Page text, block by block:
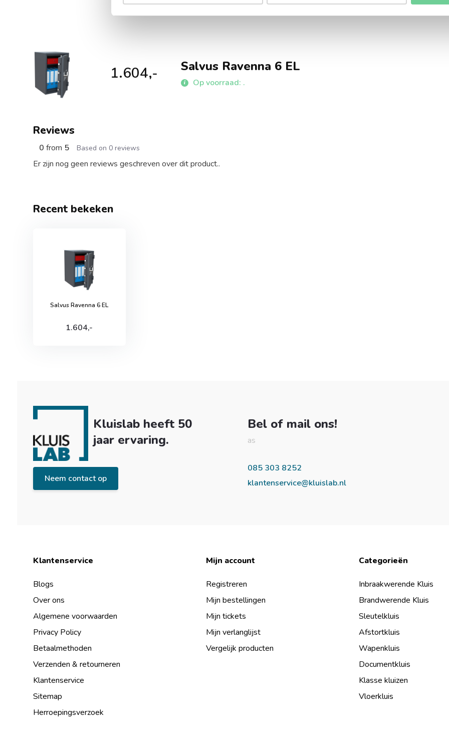
1.604,- Salvus Ravenna 6 EL
Op voorraad: .
Reviews
0 from 5 Based on 0 reviews
Er zijn nog geen reviews geschreven over dit product..
Recent bekeken
Salvus Ravenna 6 EL
1.604,-
Kluislab heeft 50
jaar ervaring.
Neem contact op
Bel of mail ons!
as
085 303 8252
klantenservice@kluislab.nl
Klantenservice
Blogs
Over ons
Algemene voorwaarden
Privacy Policy
Betaalmethoden
Verzenden & retourneren
Klantenservice
Sitemap
Herroepingsverzoek
Mijn account
Registreren
Mijn bestellingen
Mijn tickets
Mijn verlanglijst
Vergelijk producten
Categorieën
Inbraakwerende Kluis
Brandwerende Kluis
Sleutelkluis
Afstortkluis
Wapenkluis
Documentkluis
Klasse kluizen
Vloerkluis